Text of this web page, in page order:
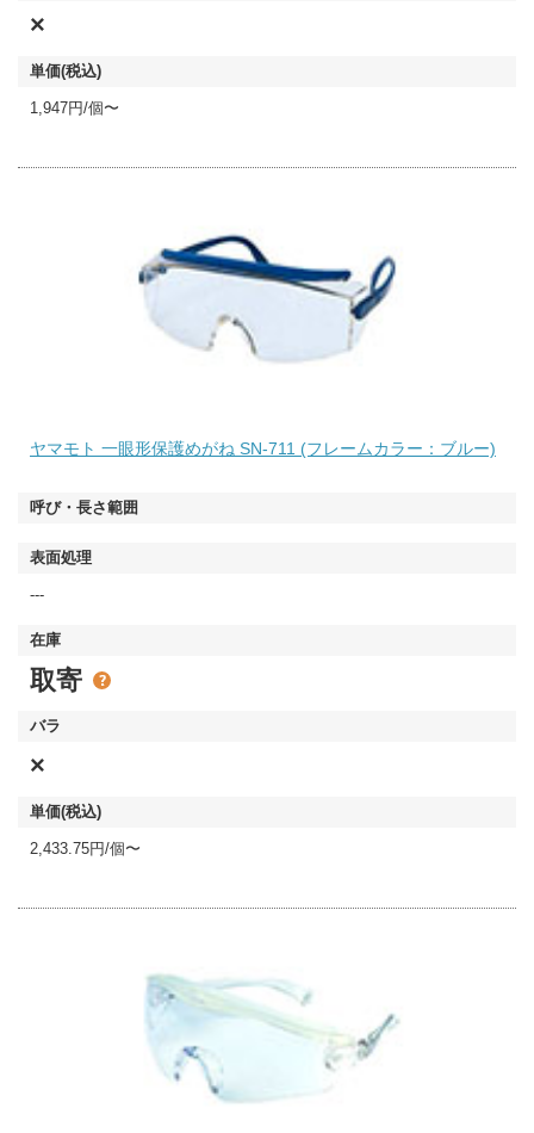
×
1,947円/個〜
ヤマモト 一眼形保護めがね SN-711 (フレームカラー：ブルー)
---
取寄
×
2,433.75円/個〜